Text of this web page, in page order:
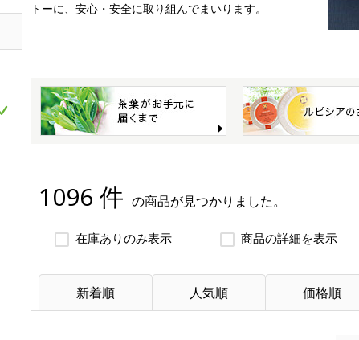
トーに、安心・安全に取り組んでまいります。
1096 件 の商品が見つかりました。
在庫ありのみ表示 商品の詳細を表示
新着順 人気順 価格順